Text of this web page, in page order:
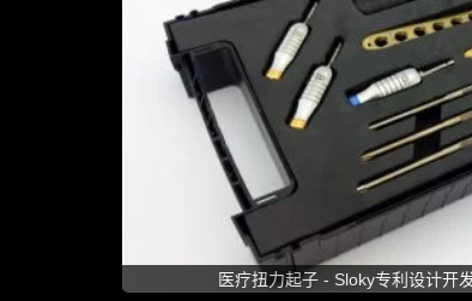
医疗扭力起子 - Sloky专利设计开